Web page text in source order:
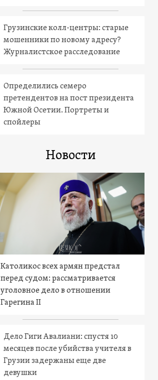
Грузинские колл-центры: старые
мошенники по новому адресу?
Журналистское расследование
Определились семеро
претендентов на пост президента
Южной Осетии. Портреты и
спойлеры
Новости
Католикос всех армян предстал
перед судом: рассматривается
уголовное дело в отношении
Гарегина II
Дело Гиги Авалиани: спустя 10
месяцев после убийства учителя в
Грузии задержаны еще две
девушки